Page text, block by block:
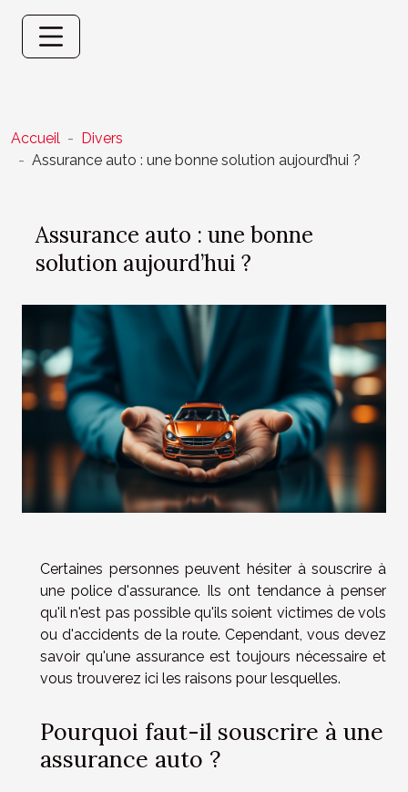
Accueil
Divers
Assurance auto : une bonne solution aujourd’hui ?
Assurance auto : une bonne
solution aujourd’hui ?
Certaines personnes peuvent hésiter à souscrire à
une police d'assurance. Ils ont tendance à penser
qu'il n'est pas possible qu'ils soient victimes de vols
ou d'accidents de la route. Cependant, vous devez
savoir qu'une assurance est toujours nécessaire et
vous trouverez ici les raisons pour lesquelles.
Pourquoi faut-il souscrire à une
assurance auto ?